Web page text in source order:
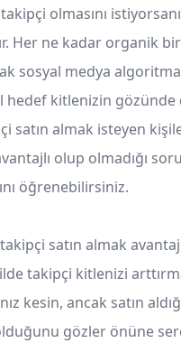
olmasını
Her ne kadar organik
sosyal medya
hedef kitlenizin
satın almak isteyen
olup olmadığı
öğrenebilirsiniz.
satın almak
takipçi kitlenizi
kesin, ancak satın
gözler önüne